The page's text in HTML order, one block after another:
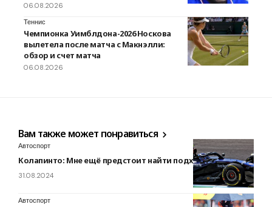
06.08.2026
Теннис
Чемпионка Уимблдона-2026 Носкова
вылетела после матча с Макнэлли:
обзор и счет матча
06.08.2026
Вам также может понравиться
Автоспорт
Колапинто: Мне ещё предстоит найти подход к шинам
31.08.2024
Автоспорт